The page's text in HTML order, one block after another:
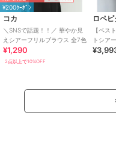
¥200ｸｰﾎﾟﾝ
コカ
＼SNSで話題！！／ 華やか見
えシアーフリルブラウス 全7色
¥1,290
2点以上で10%OFF
ロペ
【ベス
トシア
着丈が